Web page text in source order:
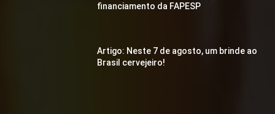
financiamento da FAPESP
Artigo: Neste 7 de agosto, um brinde ao
Brasil cervejeiro!